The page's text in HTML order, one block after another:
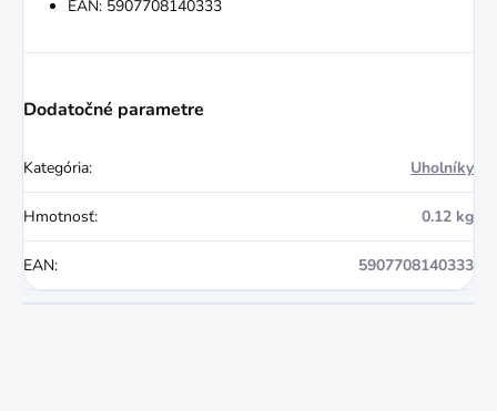
EAN: 5907708140333
Dodatočné parametre
Kategória: Uholníky
Hmotnosť: 0.12 kg
EAN: 5907708140333